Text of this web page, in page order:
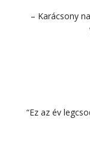
– Karácsony
“Ez az év